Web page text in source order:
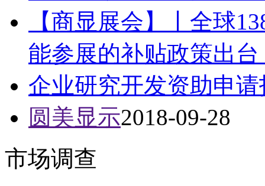
【商显展会】丨全球
能参展的补贴政策出台
企业研究开发资助申请
圆美显示2018-09-28
市场调查